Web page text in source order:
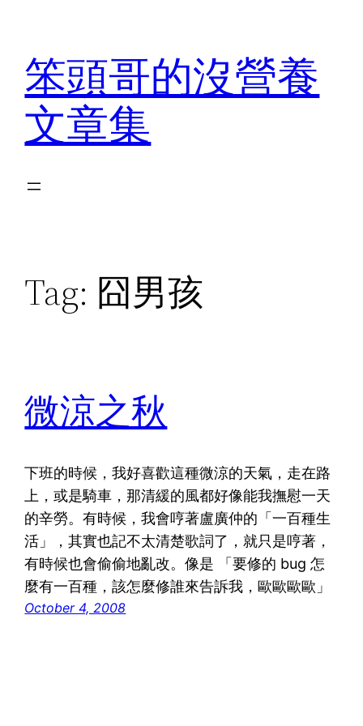
content
笨頭哥的沒營養
文章集
Tag: 囧男孩
微涼之秋
下班的時候，我好喜歡這種微涼的天氣，走在路
上，或是騎車，那清緩的風都好像能我撫慰一天
的辛勞。有時候，我會哼著盧廣仲的「一百種生
活」，其實也記不太清楚歌詞了，就只是哼著，
有時候也會偷偷地亂改。像是 「要修的 bug 怎
麼有一百種，該怎麼修誰來告訴我，歐歐歐歐」
October 4, 2008